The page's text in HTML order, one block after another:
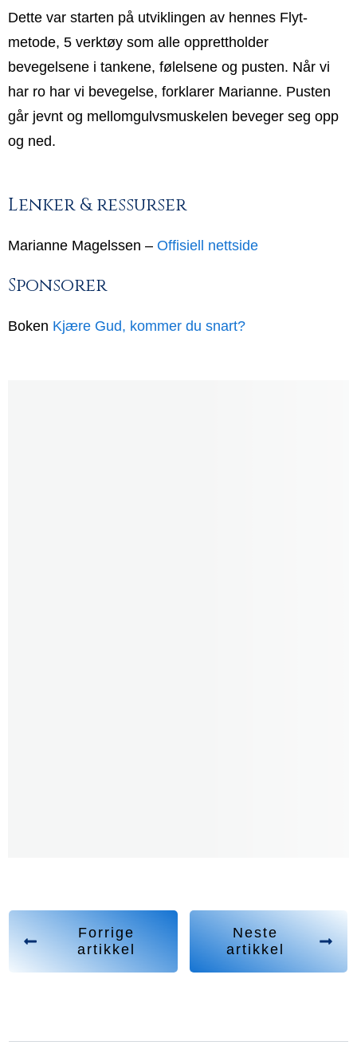
Dette var starten på utviklingen av hennes Flyt-
metode, 5 verktøy som alle opprettholder
bevegelsene i tankene, følelsene og pusten. Når vi
har ro har vi bevegelse, forklarer Marianne. Pusten
går jevnt og mellomgulvsmuskelen beveger seg opp
og ned.
Lenker & ressurser
Marianne Magelssen – Offisiell nettside
Sponsorer
Boken Kjære Gud, kommer du snart?
Forrige
artikkel
Neste
artikkel